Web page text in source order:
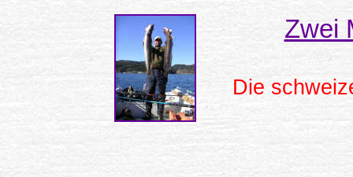
Zwei
Die